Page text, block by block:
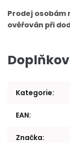
Prodej osobám
ověřován při
Kategorie:
EAN:
Značka: